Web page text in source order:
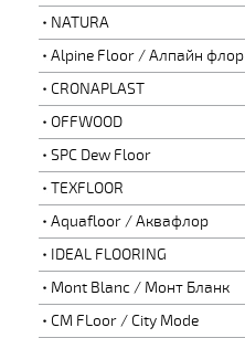
NATURA
Alpine Floor / Алпайн флор
CRONAPLAST
OFFWOOD
SPC Dew Floor
TEXFLOOR
Aquafloor / Аквафлор
IDEAL FLOORING
Mont Blanc / Монт Бланк
CM FLoor / City Mode